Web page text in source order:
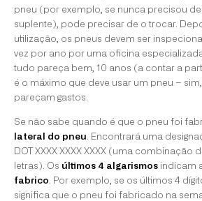
pneu (por exemplo, se nunca precisou
suplente), pode precisar de o trocar.
utilização, os pneus devem ser
vez por ano por uma oficina
tudo pareça bem, 10 anos (a contar a
é o máximo que deve usar um pneu –
pareçam gastos.
Se não sabe quando é que o pneu foi
lateral do pneu . Encontrará uma
DOT XXXX XXXX XXXX (uma combinação
letras). Os últimos 4 algarismos indicam
fabrico . Por exemplo, se os últimos 4
significa que o pneu foi fabricado na